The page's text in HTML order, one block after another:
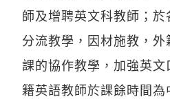
師及增聘英文科教師；
分流教學，因材施教，
課的協作教學，加強英
籍英語教師於課餘時間